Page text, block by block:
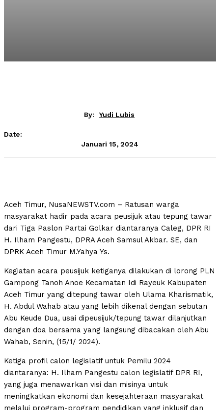
By: Yudi Lubis
Date:
Januari 15, 2024
Aceh Timur, NusaNEWSTV.com – Ratusan warga
masyarakat hadir pada acara peusijuk atau tepung tawar
dari Tiga Paslon Partai Golkar diantaranya Caleg, DPR RI
H. Ilham Pangestu, DPRA Aceh Samsul Akbar. SE, dan
DPRK Aceh Timur M.Yahya Ys.
Kegiatan acara peusijuk ketiganya dilakukan di lorong PLN
Gampong Tanoh Anoe Kecamatan Idi Rayeuk Kabupaten
Aceh Timur yang ditepung tawar oleh Ulama Kharismatik,
H. Abdul Wahab atau yang lebih dikenal dengan sebutan
Abu Keude Dua, usai dipeusijuk/tepung tawar dilanjutkan
dengan doa bersama yang langsung dibacakan oleh Abu
Wahab, Senin, (15/1/ 2024).
Ketiga profil calon legislatif untuk Pemilu 2024
diantaranya: H. Ilham Pangestu calon legislatif DPR RI,
yang juga menawarkan visi dan misinya untuk
meningkatkan ekonomi dan kesejahteraan masyarakat
melalui program-program pendidikan yang inklusif dan